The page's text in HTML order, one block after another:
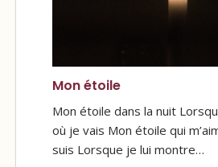
Mon étoile
Mon étoile dans la nuit
où je vais Mon étoile qui
suis Lorsque je lui montre…